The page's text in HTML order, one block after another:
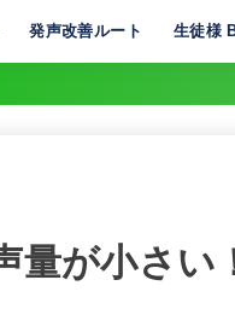
発声改善ルート 生徒様
量が小さい